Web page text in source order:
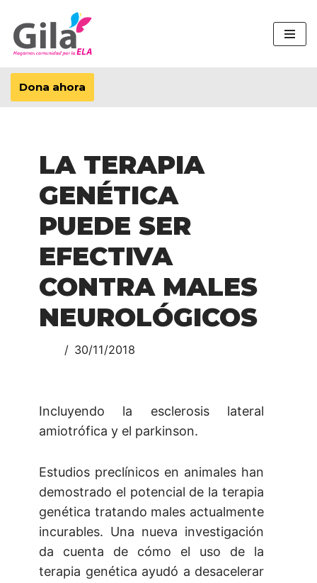
Saltar
al
contenido
Dona ahora
LA TERAPIA
GENÉTICA
PUEDE SER
EFECTIVA
CONTRA MALES
NEUROLÓGICOS
30/11/2018
Incluyendo la esclerosis lateral
amiotrófica y el parkinson.
Estudios preclínicos en animales han
demostrado el potencial de la terapia
genética tratando males actualmente
incurables. Una nueva investigación
da cuenta de cómo el uso de la
terapia genética ayudó a desacelerar